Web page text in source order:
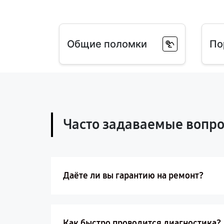
Общие поломки
Часто задаваемые
Даёте ли вы гарантию на ремонт?